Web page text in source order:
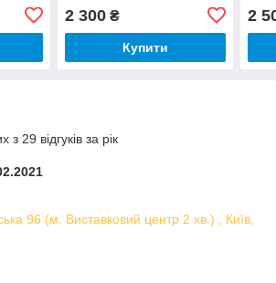
CP2025dn, CP2025n
2 300₴
Купити
2
з 29 відгуків за рік
96 (м. Виставковий центр 2 хв.) , Київ,